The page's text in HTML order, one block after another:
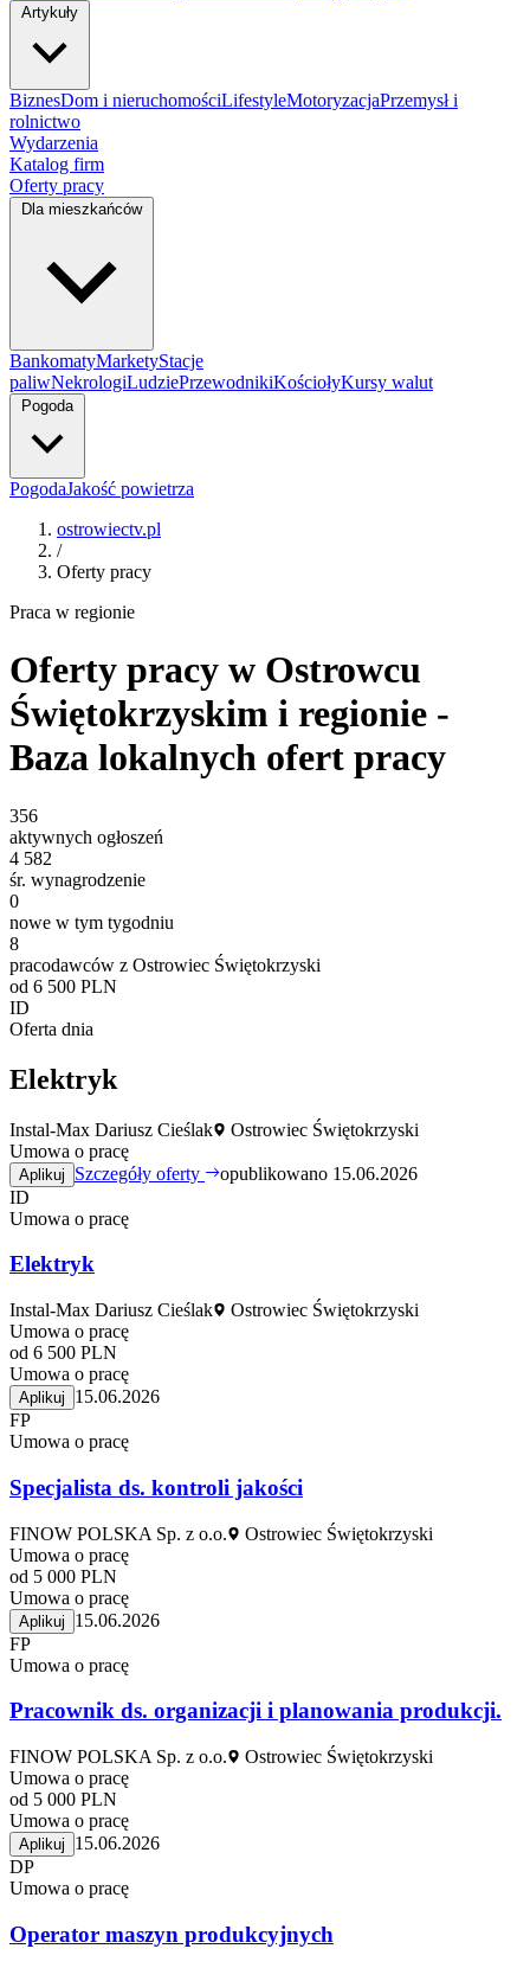
Artykuły
BiznesDom i nieruchomościLifestyleMotoryzacjaPrzemysł i
rolnictwo
Wydarzenia
Katalog firm
Oferty pracy
Dla mieszkańców
BankomatyMarketyStacje
paliwNekrologiLudziePrzewodnikiKościołyKursy walut
Pogoda
PogodaJakość powietrza
ostrowiectv.pl
/
Oferty pracy
Praca w regionie
Oferty pracy w Ostrowcu
Świętokrzyskim i regionie -
Baza lokalnych ofert pracy
356
aktywnych ogłoszeń
4 582
śr. wynagrodzenie
0
nowe w tym tygodniu
8
pracodawców z Ostrowiec Świętokrzyski
od 6 500 PLN
ID
Oferta dnia
Elektryk
Instal-Max Dariusz Cieślak
Ostrowiec Świętokrzyski
Umowa o pracę
Aplikuj Szczegóły oferty
opublikowano 15.06.2026
ID
Umowa o pracę
Elektryk
Instal-Max Dariusz Cieślak
Ostrowiec Świętokrzyski
Umowa o pracę
od 6 500 PLN
Umowa o pracę
Aplikuj
15.06.2026
FP
Umowa o pracę
Specjalista ds. kontroli jakości
FINOW POLSKA Sp. z o.o.
Ostrowiec Świętokrzyski
Umowa o pracę
od 5 000 PLN
Umowa o pracę
Aplikuj
15.06.2026
FP
Umowa o pracę
Pracownik ds. organizacji i planowania produkcji.
FINOW POLSKA Sp. z o.o.
Ostrowiec Świętokrzyski
Umowa o pracę
od 5 000 PLN
Umowa o pracę
Aplikuj
15.06.2026
DP
Umowa o pracę
Operator maszyn produkcyjnych